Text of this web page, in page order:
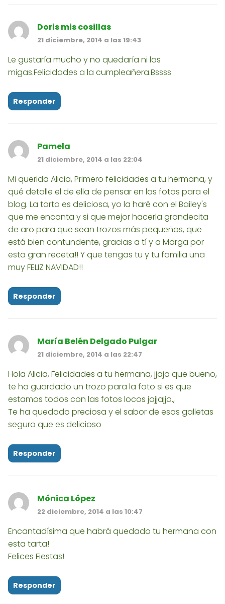
Doris mis cosillas
21 diciembre, 2014 a las 19:43
Le gustaría mucho y no quedaría ni las
migas.Felicidades a la cumpleañera.Bssss
Responder
Pamela
21 diciembre, 2014 a las 22:04
Mi querida Alicia, Primero felicidades a tu hermana, y
qué detalle el de ella de pensar en las fotos para el
blog. La tarta es deliciosa, yo la haré con el Bailey's
que me encanta y si que mejor hacerla grandecita
de aro para que sean trozos más pequeños, que
está bien contundente, gracias a tí y a Marga por
esta gran receta!! Y que tengas tu y tu familia una
muy FELIZ NAVIDAD!!
Responder
María Belén Delgado Pulgar
21 diciembre, 2014 a las 22:47
Hola Alicia, Felicidades a tu hermana, jjaja que bueno,
te ha guardado un trozo para la foto si es que
estamos todos con las fotos locos jajjajja.,
Te ha quedado preciosa y el sabor de esas galletas
seguro que es delicioso
Responder
Mónica López
22 diciembre, 2014 a las 10:47
Encantadísima que habrá quedado tu hermana con
esta tarta!
Felices Fiestas!
Responder